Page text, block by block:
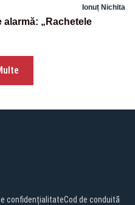
Ionuț Nichita
„Rachetele
confidențialitateCod de conduită